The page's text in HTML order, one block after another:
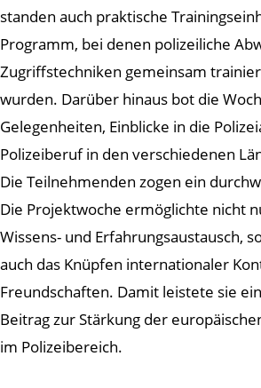
standen auch praktische
Programm, bei denen polizeiliche
Zugriffstechniken gemeinsam
wurden. Darüber hinaus bot die
Gelegenheiten, Einblicke in die
Polizeiberuf in den verschiedenen
Die Teilnehmenden zogen ein
Die Projektwoche ermöglichte nicht
Wissens- und Erfahrungsaustausch,
auch das Knüpfen internationaler
Freundschaften. Damit leistete sie
Beitrag zur Stärkung der
im Polizeibereich.